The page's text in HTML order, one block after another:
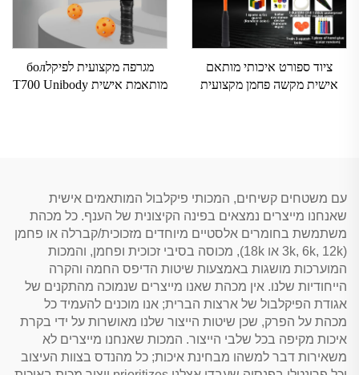
ציוד ספורט איכותי מותאם
אישית מקשה פחמן מקצועית
מגרפה מקצועית לפיקלбол
מותאמת אישית T700 Unibody
עם משטחים קשיחים, המכותי פיקלבול המותאמים אישית
שאנחנו מייצרים נמצאים בפינה הקיצונית של הענף. כל מכהת
משתמשת בחומרים אלסטיים מיוחדים מזכוכית/קברלה או פחמן
(3k, 6k, 12k או 18k), מכוסה בסיבי זכוכית ופחמן, והמכות
המוערכות מושגות באמצעות שיטות הדיפס החמה והקרה
הייחודיות שלנו. אין מכהת שאנו מייצרים שנמוכה מהתקנים של
אגודת הפיקלבול של ארצות הברית; אנו מוכנים להעמיד כל
מכהת על הפרק, שכן שיטות הייצור שלנו מאושרות על ידי בקרת
איכות מקיפה בכל שלבי הייצור. המכות שאנחנו מייצרים לא
משאירות דבר למשהו מבחינת איכות; כל מהנדס בצוות העיצוב